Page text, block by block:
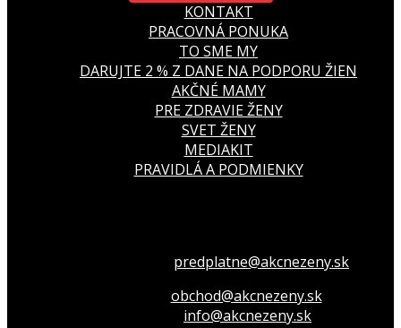
KONTAKT
PRACOVNÁ PONUKA
TO SME MY
DARUJTE 2 % Z DANE NA PODPORU ŽIEN
AKČNÉ MAMY
PRE ZDRAVIE ŽENY
SVET ŽENY
MEDIAKIT
PRAVIDLÁ A PODMIENKY
predplatne@akcnezeny.sk
obchod@akcnezeny.sk
info@akcnezeny.sk